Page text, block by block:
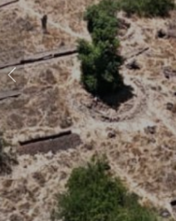
SOLUCIONES
NATURALEZA
A AGUA POTABLE